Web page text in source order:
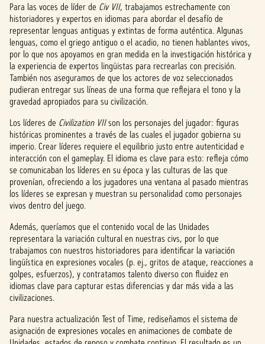
Para las voces de líder de Civ VII, trabajamos estrechamente con
historiadores y expertos en idiomas para abordar el desafío de
representar lenguas antiguas y extintas de forma auténtica. Algunas
lenguas, como el griego antiguo o el acadio, no tienen hablantes vivos,
por lo que nos apoyamos en gran medida en la investigación histórica y
la experiencia de expertos lingüistas para recrearlas con precisión.
También nos aseguramos de que los actores de voz seleccionados
pudieran entregar sus líneas de una forma que reflejara el tono y la
gravedad apropiados para su civilización.
Los líderes de Civilization VIIson los personajes del jugador: figuras
históricas prominentes a través de las cuales el jugador gobierna su
imperio. Crear líderes requiere el equilibrio justo entre autenticidad e
interacción con el gameplay. El idioma es clave para esto: refleja cómo
se comunicaban los líderes en su época y las culturas de las que
provenían, ofreciendo a los jugadores una ventana al pasado mientras
los líderes se expresan y muestran su personalidad como personajes
vivos dentro del juego.
Además, queríamos que el contenido vocal de las Unidades
representara la variación cultural en nuestras civs, por lo que
trabajamos con nuestros historiadores para identificar la variación
lingüística en expresiones vocales (p. ej., gritos de ataque, reacciones a
golpes, esfuerzos), y contratamos talento diverso con fluidez en
idiomas clave para capturar estas diferencias y dar más vida a las
civilizaciones.
Para nuestra actualización Test of Time, rediseñamos el sistema de
asignación de expresiones vocales en animaciones de combate de